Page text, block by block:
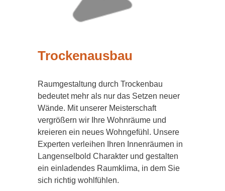
Trockenausbau
Raumgestaltung durch Trockenbau
bedeutet mehr als nur das Setzen neuer
Wände. Mit unserer Meisterschaft
vergrößern wir Ihre Wohnräume und
kreieren ein neues Wohngefühl. Unsere
Experten verleihen Ihren Innenräumen in
Langenselbold Charakter und gestalten
ein einladendes Raumklima, in dem Sie
sich richtig wohlfühlen.